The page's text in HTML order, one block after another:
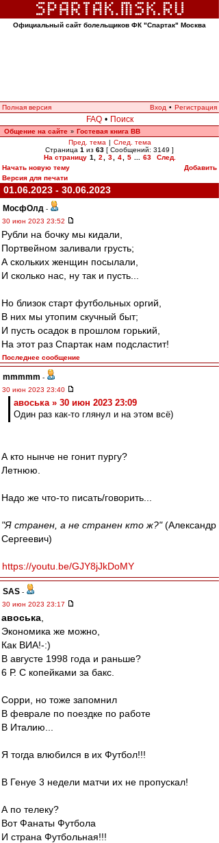
Официальный сайт болельщиков ФК "Спартак" Москва
Полная версия Вход • Регистрация
FAQ • Поиск
Общение на сайте » Гостевая книга ВВ
Пред. тема | След. тема
Страница 1 из 63 [ Сообщений: 3149 ]
На страницу 1 2 3 4 5 63
След.
Начать новую тему
Добавить
Версия для печати
01.06.2023 - 30.06.2023
МосфОлд -
30 июн 2023 23:52
Рубли на бочку мы кидали,
Портвейном заливали грусть;
А скольких женщин посылали,
И сколько нас, ну так и пусть...
Но близок старт футбольных оргий,
В них мы утопим скучный быт;
И пусть осадок в прошлом горький,
На этот раз Спартак нам подсластит!
Последнее сообщение
mmmmm -
30 июн 2023 23:40
авоська » 30 июн 2023 23:09
Один раз как-то глянул и на этом всё)
А кто нынче не гонит пургу?
Летнюю.
Надо же что-то писать/говорить...
"Я странен, а не странен кто ж?"(Александр
Сергеевич)
https://youtu.be/GJY8jJkDoMY
SAS -
30 июн 2023 23:17
авоська
Экономика же можно,
Как ВИА!-:)
В августе 1998 года и раньше?
6 Р. С копейками за бакс.
Сорри, но тоже запомнил
В феврале по поездке по работе
В Италию...
Я тогда влюбился в их Футбол!!!
В Генуе 3 недели матчи их не пропускал!
А по телеку?
Вот Фанаты Футбола
И страна Футбольная!!!